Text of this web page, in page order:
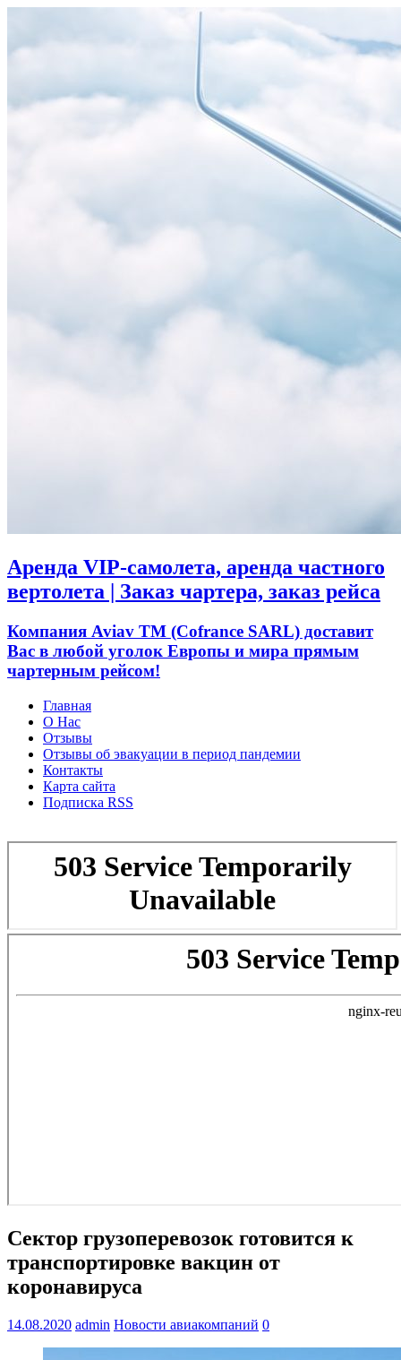
Аренда VIP-самолета, аренда частного
вертолета | Заказ чартера, заказ рейса
Компания Aviav TM (Cofrance SARL) доставит
Вас в любой уголок Европы и мира прямым
чартерным рейсом!
Главная
О Нас
Отзывы
Отзывы об эвакуации в период пандемии
Контакты
Карта сайта
Подписка RSS
Сектор грузоперевозок готовится к
транспортировке вакцин от
коронавируса
14.08.2020 admin Новости авиакомпаний 0
Узнать больше.